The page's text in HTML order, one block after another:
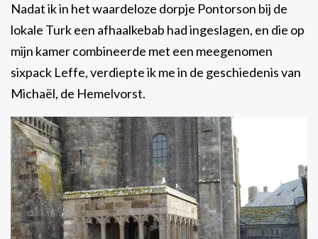
Nadat ik in het waardeloze dorpje Pontorson bij de
lokale Turk een afhaalkebab had ingeslagen, en die op
mijn kamer combineerde met een meegenomen
sixpack Leffe, verdiepte ik me in de geschiedenis van
Michaël, de Hemelvorst.